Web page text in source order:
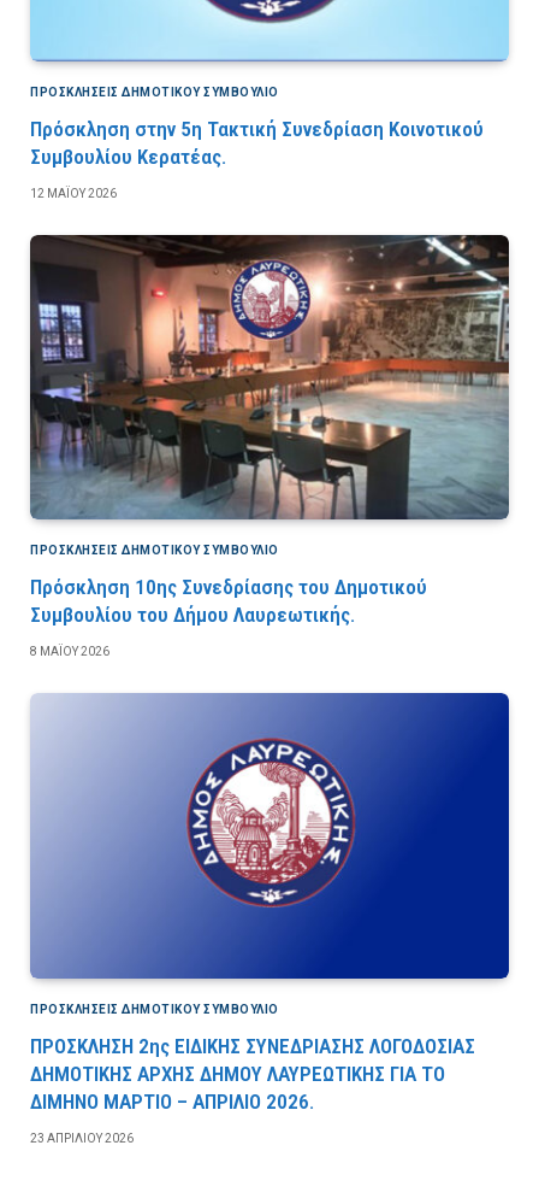
ΠΡΟΣΚΛΉΣΕΙΣ ΔΗΜΟΤΙΚΟΎ ΣΥΜΒΟΎΛΙΟ
Πρόσκληση στην 5η Τακτική Συνεδρίαση Κοινοτικού
Συμβουλίου Κερατέας.
12 ΜΑΪ́ΟΥ 2026
ΠΡΟΣΚΛΉΣΕΙΣ ΔΗΜΟΤΙΚΟΎ ΣΥΜΒΟΎΛΙΟ
Πρόσκληση 10ης Συνεδρίασης του Δημοτικού
Συμβουλίου του Δήμου Λαυρεωτικής.
8 ΜΑΪ́ΟΥ 2026
ΠΡΟΣΚΛΉΣΕΙΣ ΔΗΜΟΤΙΚΟΎ ΣΥΜΒΟΎΛΙΟ
ΠΡΟΣΚΛΗΣΗ 2ης ΕΙΔΙΚΗΣ ΣΥΝΕΔΡΙΑΣΗΣ ΛΟΓΟΔΟΣΙΑΣ
ΔΗΜΟΤΙΚΗΣ ΑΡΧΗΣ ΔΗΜΟΥ ΛΑΥΡΕΩΤΙΚΗΣ ΓΙΑ ΤΟ
ΔΙΜΗΝΟ ΜΑΡΤΙΟ – ΑΠΡΙΛΙΟ 2026.
23 ΑΠΡΙΛΊΟΥ 2026